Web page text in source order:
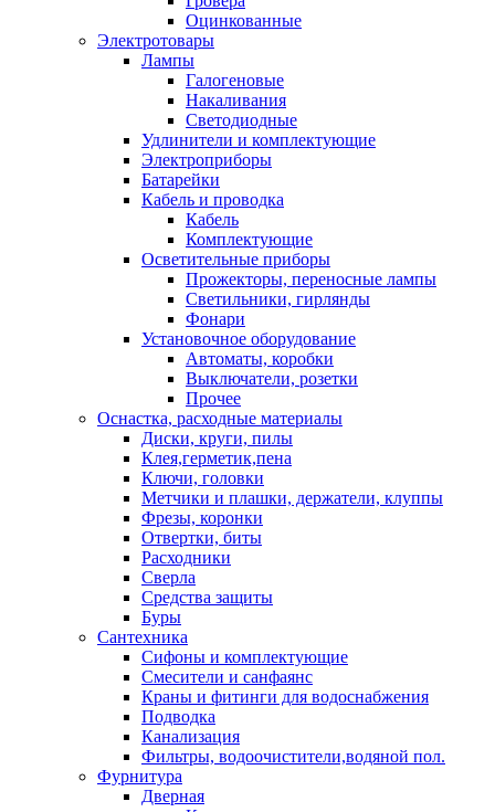
Оцинкованные
Электротовары
Лампы
Галогеновые
Накаливания
Светодиодные
Удлинители и комплектующие
Электроприборы
Батарейки
Кабель и проводка
Кабель
Комплектующие
Осветительные приборы
Прожекторы, переносные лампы
Светильники, гирлянды
Фонари
Установочное оборудование
Автоматы, коробки
Выключатели, розетки
Прочее
Оснастка, расходные материалы
Диски, круги, пилы
Клея,герметик,пена
Ключи, головки
Метчики и плашки, держатели, клуппы
Фрезы, коронки
Отвертки, биты
Расходники
Сверла
Средства защиты
Буры
Сантехника
Сифоны и комплектующие
Смесители и санфаянс
Краны и фитинги для водоснабжения
Подводка
Канализация
Фильтры, водоочистители,водяной пол.
Фурнитура
Дверная